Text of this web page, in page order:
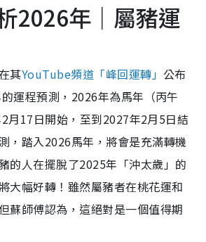
2026年｜屬豬運
其YouTube頻道「峰回運轉」 公布
運程預測，2026年為馬年（丙午
月17日開始，至到2027年2月5日結
，踏入2026馬年，將會是充滿轉機
的人在擺脫了2025年「沖太歲」的
大幅好轉！雖然屬豬者在桃花運和
蘇師傅認為，這絕對是一個值得期